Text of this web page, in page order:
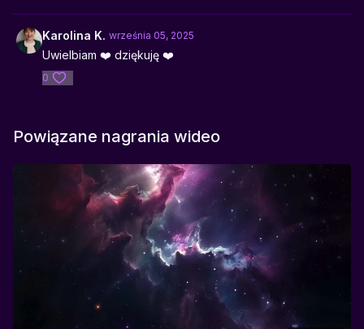
Idealna:
medytacji wizualizacyjnych, wieczornej kontemplacji, praktyk
duchowych, pisania intuicyjnego, pracy z intencją
Karolina K. września 05, 2025
Uwielbiam ❤️ dziękuję ❤️
0
Powiązane nagrania wideo